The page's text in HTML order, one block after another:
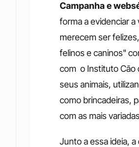
Campanha e
forma a evidenciar
merecem ser
felinos e caninos"
com  o Instituto
seus animais,
como brincadeiras,
com as mais
Junto a essa ideia,